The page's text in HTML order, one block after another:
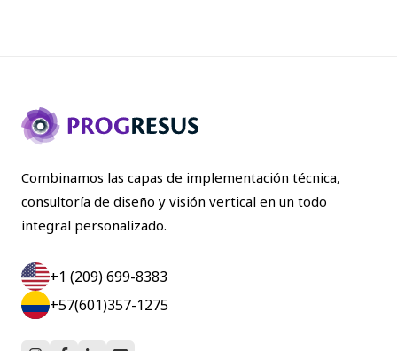
Combinamos las capas de implementación técnica,
consultoría de diseño y visión vertical en un todo
integral personalizado.
+1 (209) 699-8383
+57(601)357-1275